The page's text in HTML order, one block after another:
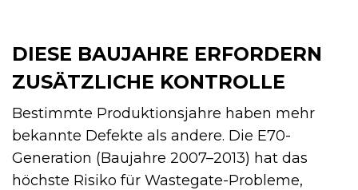
DIESE BAUJAHRE ERFORDERN
ZUSÄTZLICHE KONTROLLE
Bestimmte Produktionsjahre haben mehr
bekannte Defekte als andere. Die E70-
Generation (Baujahre 2007–2013) hat das
höchste Risiko für Wastegate-Probleme,